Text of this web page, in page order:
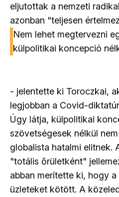
eljutottak a nemzeti
azonban "teljesen
Nem lehet megtervezni
külpolitikai koncepció
- jelentette ki Toroczkai,
legjobban a Covid-
Úgy látja, külpolitikai
szövetségesek nélkül
globalista hatalmi elitnek.
"totális őrületként"
abban merítette ki, hogy
üzleteket kötött. A